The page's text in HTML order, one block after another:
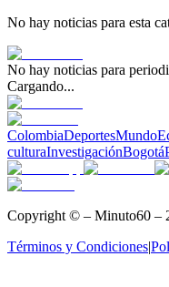
No hay noticias para esta
No hay noticias para
Cargando...
ColombiaDeportesMundo
culturaInvestigaciónBogotá
Copyright © – Minuto60 –
Términos y Condiciones|